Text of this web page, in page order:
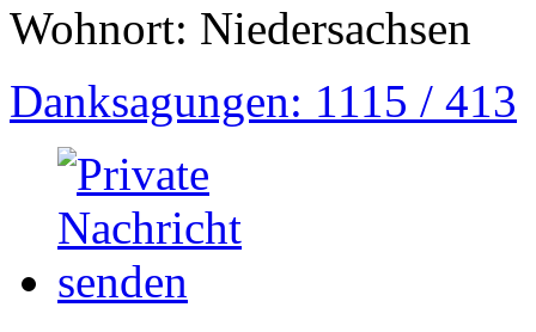
Wohnort: Niedersachsen
Danksagungen: 1115 / 413